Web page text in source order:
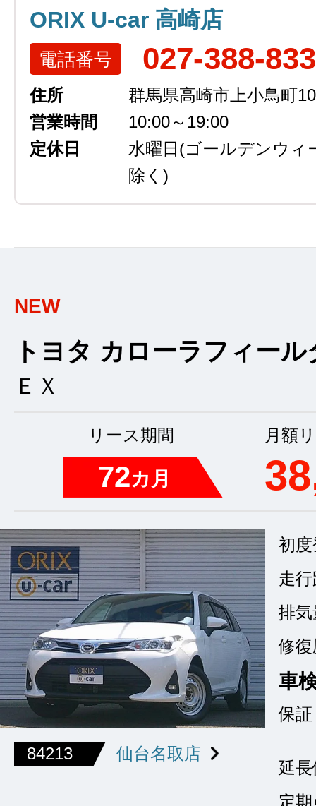
ORIX U-car 高崎店
電話番号 027-388-
住所
群馬県高崎市上小鳥町
営業時間
10:00～19:00
定休日
水曜日 (ゴールデンウィ
除く)
NEW
トヨタ カローラフィー
ＥＸ
リース期間
72カ月
月額
84213 仙台名取店
初
走
排気
修復
車
保証
延
定